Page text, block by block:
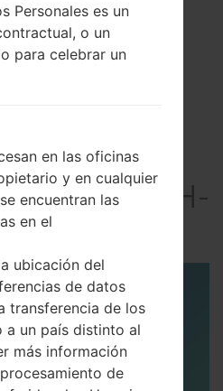
SGH-
Personales es un
o un
para celebrar un
en las oficinas
y en cualquier
encuentran las
en el
ubicación del
de datos
transferencia de los
a un país distinto al
más información
de